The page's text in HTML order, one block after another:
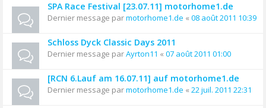
SPA Race Festival [23.07.11] motorhome1.de
Dernier message parmotorhome1.de « 08 août 2011 10:39
Schloss Dyck Classic Days 2011
Dernier message parAyrton11 « 07 août 2011 01:00
[RCN 6.Lauf am 16.07.11] auf motorhome1.de
Dernier message parmotorhome1.de « 22 juil. 2011 22:31